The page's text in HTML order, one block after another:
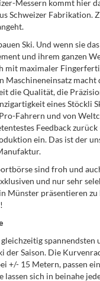
Messern kommt hier
Schweizer Fabrikation.
Ski. Und wenn sie
und ihrem ganzen
mit maximaler
Maschinen­einsatz macht
die Qualität, die
eines Stöckli
Fahrern und von
Feedback
ein. Das ist der
sind froh und
und nur sehr
Münster präsentieren zu
spannendsten
der Saison. Die
+/- 15 Metern, passen
lassen sich in beinahe